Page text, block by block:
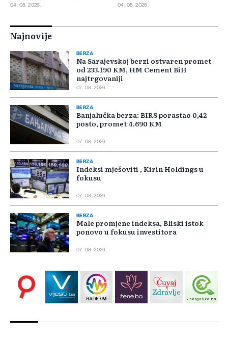
04. 08. 2026. 04. 08. 2026.
Najnovije
BERZA
Na Sarajevskoj berzi ostvaren promet
od 233.190 KM, HM Cement BiH
najtrgovaniji
07. 08. 2026.
BERZA
Banjalučka berza: BIRS porastao 0,42
posto, promet 4.690 KM
07. 08. 2026.
BERZA
Indeksi mješoviti , Kirin Holdings u
fokusu
07. 08. 2026.
BERZA
Male promjene indeksa, Bliski istok
ponovo u fokusu investitora
07. 08. 2026.